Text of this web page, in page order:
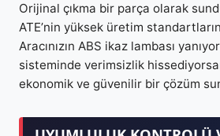
Orijinal çıkma bir parça olarak
ATE’nin yüksek üretim
Aracınızın ABS ikaz lambası
sisteminde verimsizlik
ekonomik ve güvenilir bir çözüm